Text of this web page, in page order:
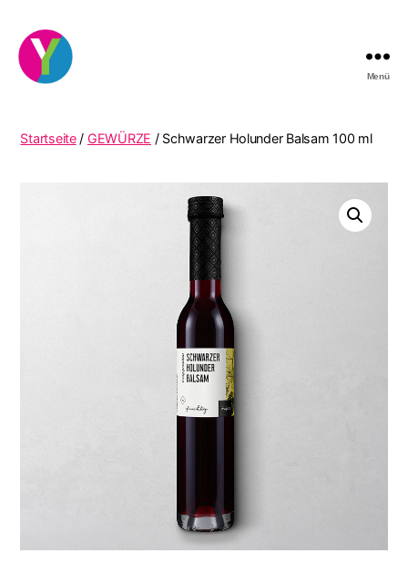
Menü
Startseite/ GEWÜRZE / Schwarzer Holunder Balsam 100 ml